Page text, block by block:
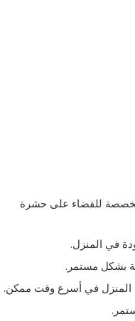
للقضاء على حشرة
في المنزل.
بشكل مستمر.
المنزل في أسرع وقت ممكن.